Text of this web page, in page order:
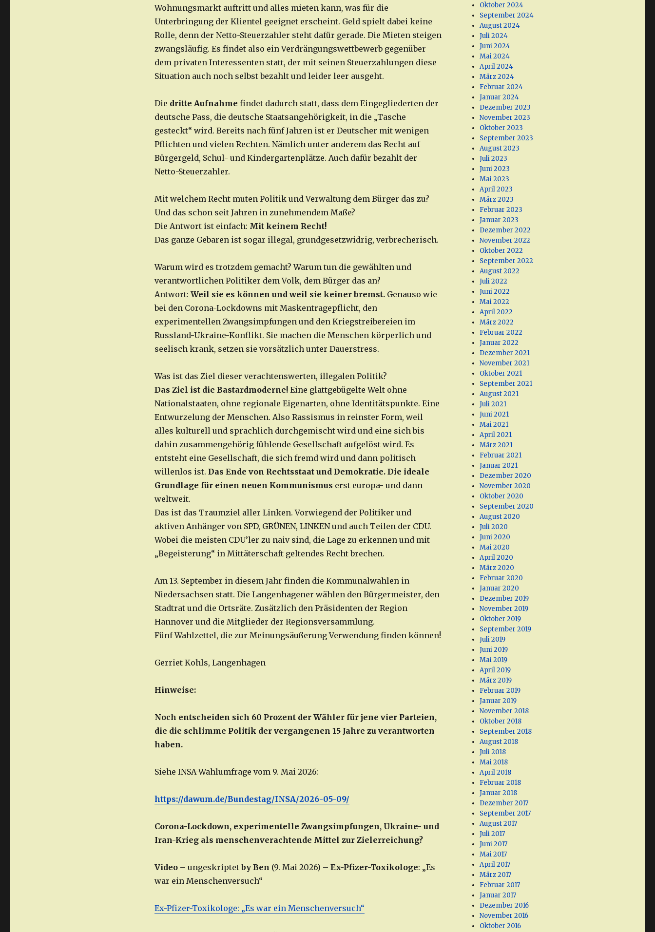
Wohnungsmarkt auftritt und alles mieten kann, was für die
Unterbringung der Klientel geeignet erscheint. Geld spielt dabei keine
Rolle, denn der Netto-Steuerzahler steht dafür gerade. Die Mieten steigen
zwangsläufig. Es findet also ein Verdrängungswettbewerb gegenüber
dem privaten Interessenten statt, der mit seinen Steuerzahlungen diese
Situation auch noch selbst bezahlt und leider leer ausgeht.
Die dritte Aufnahme findet dadurch statt, dass dem Eingegliederten der
deutsche Pass, die deutsche Staatsangehörigkeit, in die „Tasche
gesteckt“ wird. Bereits nach fünf Jahren ist er Deutscher mit wenigen
Pflichten und vielen Rechten. Nämlich unter anderem das Recht auf
Bürgergeld, Schul- und Kindergartenplätze. Auch dafür bezahlt der
Netto-Steuerzahler.
Mit welchem Recht muten Politik und Verwaltung dem Bürger das zu?
Und das schon seit Jahren in zunehmendem Maße?
Die Antwort ist einfach: Mit keinem Recht!
Das ganze Gebaren ist sogar illegal, grundgesetzwidrig, verbrecherisch.
Warum wird es trotzdem gemacht? Warum tun die gewählten und
verantwortlichen Politiker dem Volk, dem Bürger das an?
Antwort: Weil sie es können und weil sie keiner bremst. Genauso wie
bei den Corona-Lockdowns mit Maskentragepflicht, den
experimentellen Zwangsimpfungen und den Kriegstreibereien im
Russland-Ukraine-Konflikt. Sie machen die Menschen körperlich und
seelisch krank, setzen sie vorsätzlich unter Dauerstress.
Was ist das Ziel dieser verachtenswerten, illegalen Politik?
Das Ziel ist die Bastardmoderne! Eine glattgebügelte Welt ohne
Nationalstaaten, ohne regionale Eigenarten, ohne Identitätspunkte. Eine
Entwurzelung der Menschen. Also Rassismus in reinster Form, weil
alles kulturell und sprachlich durchgemischt wird und eine sich bis
dahin zusammengehörig fühlende Gesellschaft aufgelöst wird. Es
entsteht eine Gesellschaft, die sich fremd wird und dann politisch
willenlos ist. Das Ende von Rechtsstaat und Demokratie. Die ideale
Grundlage für einen neuen Kommunismus erst europa- und dann
weltweit.
Das ist das Traumziel aller Linken. Vorwiegend der Politiker und
aktiven Anhänger von SPD, GRÜNEN, LINKEN und auch Teilen der CDU.
Wobei die meisten CDU’ler zu naiv sind, die Lage zu erkennen und mit
„Begeisterung“ in Mittäterschaft geltendes Recht brechen.
Am 13. September in diesem Jahr finden die Kommunalwahlen in
Niedersachsen statt. Die Langenhagener wählen den Bürgermeister, den
Stadtrat und die Ortsräte. Zusätzlich den Präsidenten der Region
Hannover und die Mitglieder der Regionsversammlung.
Fünf Wahlzettel, die zur Meinungsäußerung Verwendung finden können!
Gerriet Kohls, Langenhagen
Hinweise:
Noch entscheiden sich 60 Prozent der Wähler für jene vier Parteien,
die die schlimme Politik der vergangenen 15 Jahre zu verantworten
haben.
Siehe INSA-Wahlumfrage vom 9. Mai 2026:
https://dawum.de/Bundestag/INSA/2026-05-09/
Corona-Lockdown, experimentelle Zwangsimpfungen, Ukraine- und
Iran-Krieg als menschenverachtende Mittel zur Zielerreichung?
Video– ungeskriptetby Ben (9. Mai 2026) – Ex-Pfizer-Toxikologe: „Es
war ein Menschenversuch“
Ex-Pfizer-Toxikologe: „Es war ein Menschenversuch“
Oktober 2024
September 2024
August 2024
Juli 2024
Juni 2024
Mai 2024
April 2024
März 2024
Februar 2024
Januar 2024
Dezember 2023
November 2023
Oktober 2023
September 2023
August 2023
Juli 2023
Juni 2023
Mai 2023
April 2023
März 2023
Februar 2023
Januar 2023
Dezember 2022
November 2022
Oktober 2022
September 2022
August 2022
Juli 2022
Juni 2022
Mai 2022
April 2022
März 2022
Februar 2022
Januar 2022
Dezember 2021
November 2021
Oktober 2021
September 2021
August 2021
Juli 2021
Juni 2021
Mai 2021
April 2021
März 2021
Februar 2021
Januar 2021
Dezember 2020
November 2020
Oktober 2020
September 2020
August 2020
Juli 2020
Juni 2020
Mai 2020
April 2020
März 2020
Februar 2020
Januar 2020
Dezember 2019
November 2019
Oktober 2019
September 2019
Juli 2019
Juni 2019
Mai 2019
April 2019
März 2019
Februar 2019
Januar 2019
November 2018
Oktober 2018
September 2018
August 2018
Juli 2018
Mai 2018
April 2018
Februar 2018
Januar 2018
Dezember 2017
September 2017
August 2017
Juli 2017
Juni 2017
Mai 2017
April 2017
März 2017
Februar 2017
Januar 2017
Dezember 2016
November 2016
Oktober 2016